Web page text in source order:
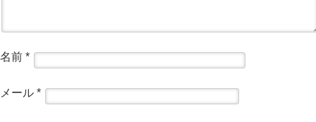
名前 *
メール *